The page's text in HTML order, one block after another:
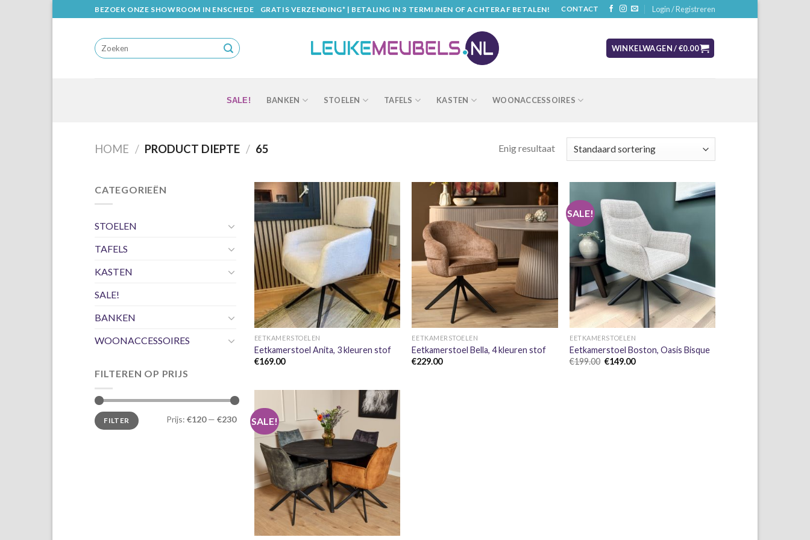
to
BEZOEK ONZE SHOWROOM IN ENSCHEDE GRATIS VERZENDING* | BETALING IN 3 TERMIJNEN OF ACHTERAF BETALEN! CONTACT Login / Registreren
WINKELWAGEN /€0.00
SALE! BANKEN STOELEN TAFELS KASTEN WOONACCESSOIRES
HOME / PRODUCT DIEPTE / 65 Enig resultaat
CATEGORIEËN
STOELEN
TAFELS
KASTEN
SALE!
BANKEN
WOONACCESSOIRES
FILTEREN OP PRIJS
Min.
prijs
Max.
prijsFILTER Prijs: €120— €230
+
EETKAMERSTOELEN
Eetkamerstoel Anita, 3 kleuren stof
€169.00
EETKAMERSTOELEN
Eetkamerstoel Bella, 4 kleuren stof
€229.00
SALE!
EETKAMERSTOELEN
Eetkamerstoel Boston, Oasis Bisque
€199.00 Oorspronkelijke
€149.00Huidige
SALE!